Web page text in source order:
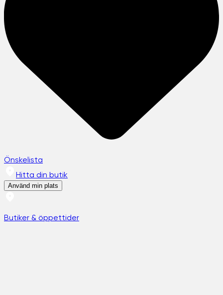
Önskelista
Hitta din butik
Använd min plats
Butiker & öppettider